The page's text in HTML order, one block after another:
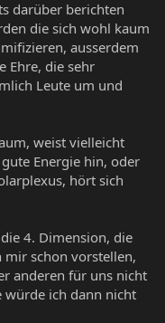
darüber berichten
die sich wohl kaum
ausserdem
Ehre, die sehr
Leute um und
weist vielleicht
Energie hin, oder
hört sich
4. Dimension, die
schon vorstellen,
anderen für uns nicht
würde ich dann nicht